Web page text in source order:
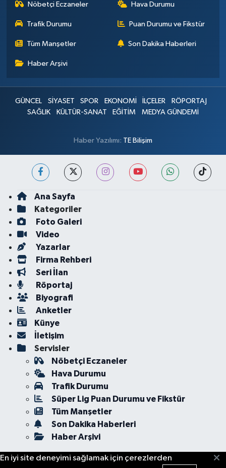
Nöbetçi Eczaneler Hava Durumu
Trafik Durumu Puan Durumu ve Fikstür
Tüm Manşetler Son Dakika Haberleri
Haber Arşivi
GÜNCEL SİYASET SPOR EKONOMİ İLÇELER
RÖPORTAJ
SAĞLIK
KÜLTÜR-SANAT EĞİTİM MEDYA GÜNDEMİ
Haber Yazılımı: TE Bilişim
Ana Sayfa
Kategoriler
Foto Galeri
Video
Yazarlar
Firma Rehberi
Seri İlan
Röportaj
Biyografi
Anketler
Künye
İletişim
Servisler
Nöbetçi Eczaneler
Hava Durumu
Trafik Durumu
Süper Lig Puan Durumu ve Fikstür
Tüm Manşetler
Son Dakika Haberleri
Haber Arşivi
En iyi site deneyimi sağlamak için çerezlerden